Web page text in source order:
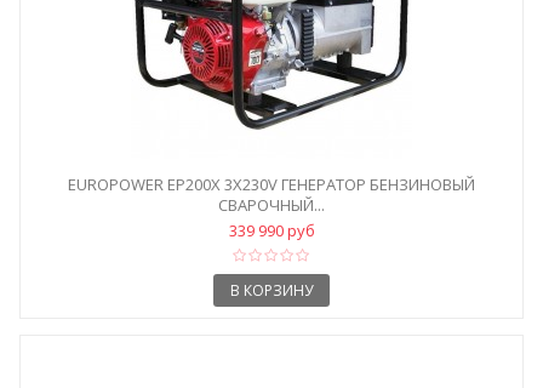
EUROPOWER EP200Х 3X230V ГЕНЕРАТОР БЕНЗИНОВЫЙ
СВАРОЧНЫЙ...
339 990 руб
В КОРЗИНУ